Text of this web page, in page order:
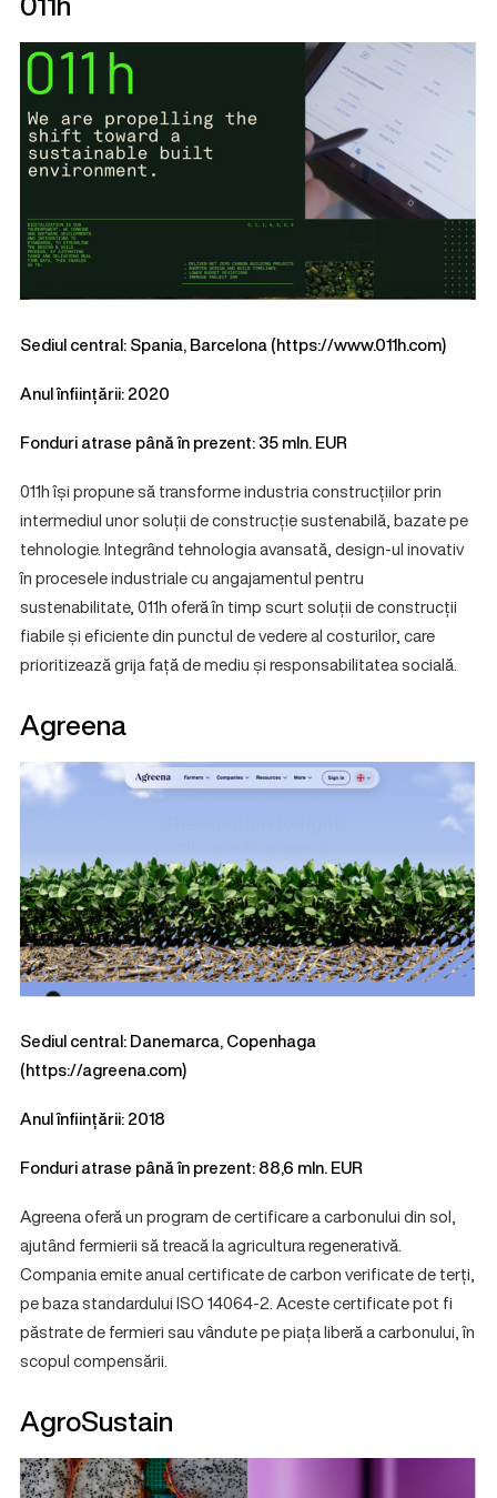
Sediul central: Spania, Barcelona (https://www.011h.com)
Anul înființării: 2020
Fonduri atrase până în prezent: 35 mln. EUR
011h își propune să transforme industria construcțiilor prin
intermediul unor soluții de construcție sustenabilă, bazate pe
tehnologie. Integrând tehnologia avansată, design-ul inovativ
în procesele industriale cu angajamentul pentru
sustenabilitate, 011h oferă în timp scurt soluții de construcții
fiabile și eficiente din punctul de vedere al costurilor, care
prioritizează grija față de mediu și responsabilitatea socială.
Agreena
Sediul central: Danemarca, Copenhaga
(https://agreena.com)
Anul înființării: 2018
Fonduri atrase până în prezent: 88,6 mln. EUR
Agreena oferă un program de certificare a carbonului din sol,
ajutând fermierii să treacă la agricultura regenerativă.
Compania emite anual certificate de carbon verificate de terți,
pe baza standardului ISO 14064-2. Aceste certificate pot fi
păstrate de fermieri sau vândute pe piața liberă a carbonului, în
scopul compensării.
AgroSustain